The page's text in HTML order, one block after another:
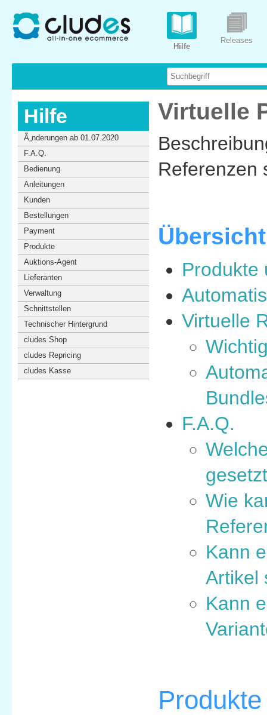
Hilfe
Releases
Hilfe
Ã„nderungen ab 01.07.2020
F.A.Q.
Bedienung
Anleitungen
Kunden
Bestellungen
Payment
Produkte
Auktions-Agent
Lieferanten
Verwaltung
Schnittstellen
Technischer Hintergrund
cludes Shop
cludes Repricing
cludes Kasse
Virtuelle
Referenzen
Produkte
Virtuelle
F.A.Q.
Wie
Kann
Artikel
Kann